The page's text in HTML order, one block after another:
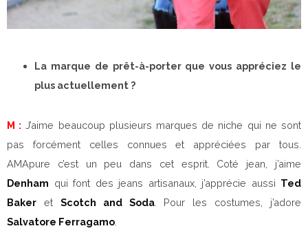
La marque de prêt-à-porter que vous appréciez le
plus actuellement ?
M : J’aime beaucoup plusieurs marques de niche qui ne sont
pas forcément celles connues et appréciées par tous.
AMApure c’est un peu dans cet esprit. Coté jean, j’aime
Denham qui font des jeans artisanaux, j’apprécie aussi Ted
Baker et Scotch and Soda. Pour les costumes, j’adore
Salvatore Ferragamo